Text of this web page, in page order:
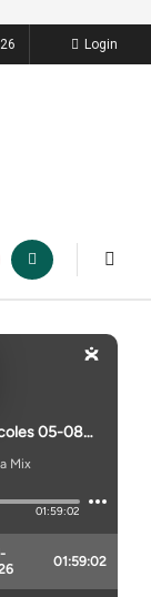
Login